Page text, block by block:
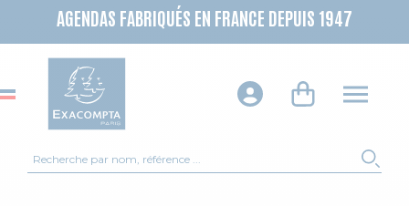
AGENDAS FABRIQUÉS EN FRANCE DEPUIS 1947